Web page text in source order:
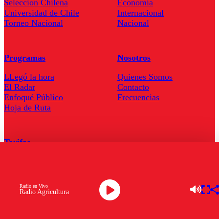
Radio Agricultura
Radio en Vivo
Seleccion Chilena
Universidad de Chile
Torneo Nacional
Economía
Internacional
Nacional
Programas
LLegó la hora
El Radar
Enfoqué Público
Hoja de Ruta
Nosotros
Quienes Somos
Contacto
Frecuencias
Tarifas